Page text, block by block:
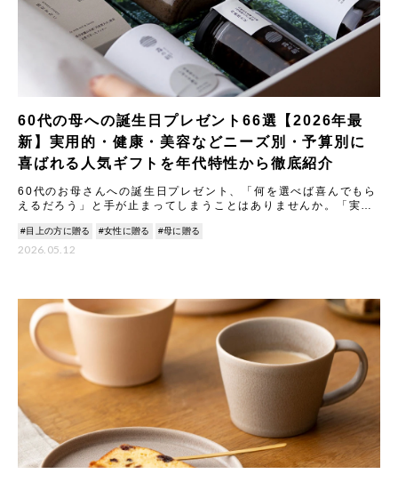
60代の母への誕生日プレゼント66選【2026年最
新】実用的・健康・美容などニーズ別・予算別に
喜ばれる人気ギフトを年代特性から徹底紹介
60代のお母さんへの誕生日プレゼント、「何を選べば喜んでもら
えるだろう」と手が止まってしまうことはありませんか。「実用
遣い
#目上の方に贈る #女性に贈る #母に贈る
2026.05.12